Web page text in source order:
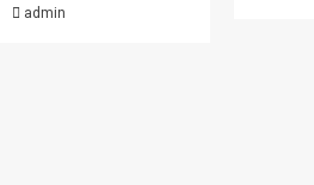
admin